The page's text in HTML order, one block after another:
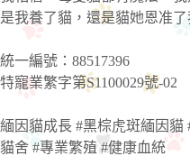
是我養了貓，還是貓她恩准了
統一編號：88517396
特寵業繁字第S1100029號-02
緬因貓成長 #黑棕虎斑緬因貓
貓舍 #專業繁殖 #健康血統